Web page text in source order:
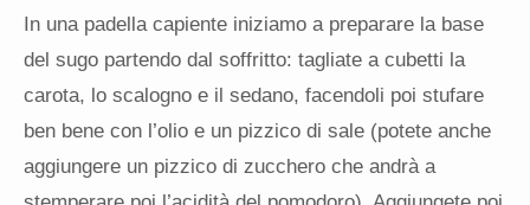
In una padella capiente iniziamo a preparare la base
del sugo partendo dal soffritto: tagliate a cubetti la
carota, lo scalogno e il sedano, facendoli poi stufare
ben bene con l’olio e un pizzico di sale (potete anche
aggiungere un pizzico di zucchero che andrà a